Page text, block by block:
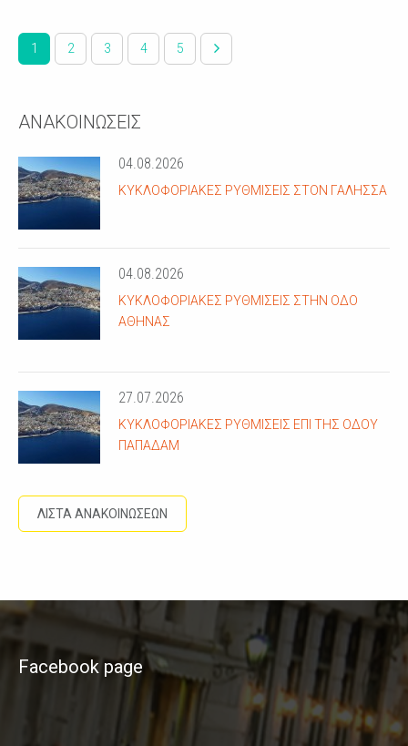
1 2 3 4 5
ΑΝΑΚΟΙΝΩΣΕΙΣ
04.08.2026
ΚΥΚΛΟΦΟΡΙΑΚΈΣ ΡΥΘΜΊΣΕΙΣ ΣΤΟΝ ΓΑΛΗΣΣΆ
04.08.2026
ΚΥΚΛΟΦΟΡΙΑΚΈΣ ΡΥΘΜΊΣΕΙΣ ΣΤΗΝ ΟΔΌ
ΑΘΗΝΆΣ
27.07.2026
ΚΥΚΛΟΦΟΡΙΑΚΈΣ ΡΥΘΜΊΣΕΙΣ ΕΠΊ ΤΗΣ ΟΔΟΎ
ΠΑΠΑΔΆΜ
ΛΙΣΤΑ ΑΝΑΚΟΙΝΩΣΕΩΝ
Facebook page